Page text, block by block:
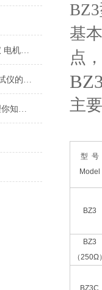
绕组匝间冲击耐电压试验仪 电机试验方法
ETCR2000钳形接地电阻测试仪的现场应用
干式试验变压器的工作原理你知道吗？
BZ3
基
点
主
型 号
Model
BZ3
BZ3
（250Ω
BZ3C